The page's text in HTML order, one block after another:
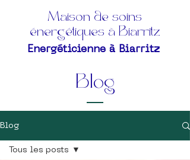
Maison de soins
énergétiques à Biarritz
Energéticienne à Biarritz
Blog
Blog
Tous les posts